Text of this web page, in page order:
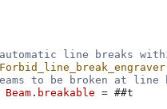
automatic line breaks
to be broken at line
Beam . breakable = ##t